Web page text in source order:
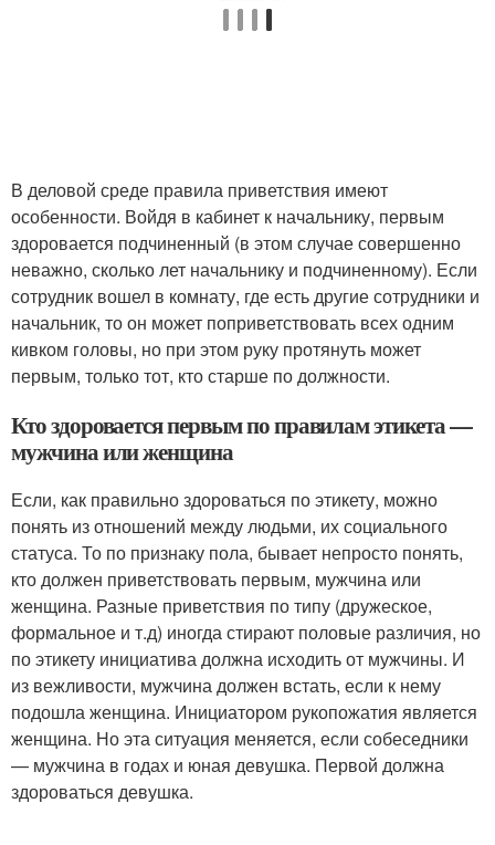
В деловой среде правила приветствия имеют
особенности. Войдя в кабинет к начальнику, первым
здоровается подчиненный (в этом случае совершенно
неважно, сколько лет начальнику и подчиненному). Если
сотрудник вошел в комнату, где есть другие сотрудники и
начальник, то он может поприветствовать всех одним
кивком головы, но при этом руку протянуть может
первым, только тот, кто старше по должности.
Кто здоровается первым по правилам этикета —
мужчина или женщина
Если, как правильно здороваться по этикету, можно
понять из отношений между людьми, их социального
статуса. То по признаку пола, бывает непросто понять,
кто должен приветствовать первым, мужчина или
женщина. Разные приветствия по типу (дружеское,
формальное и т.д) иногда стирают половые различия, но
по этикету инициатива должна исходить от мужчины. И
из вежливости, мужчина должен встать, если к нему
подошла женщина. Инициатором рукопожатия является
женщина. Но эта ситуация меняется, если собеседники
— мужчина в годах и юная девушка. Первой должна
здороваться девушка.